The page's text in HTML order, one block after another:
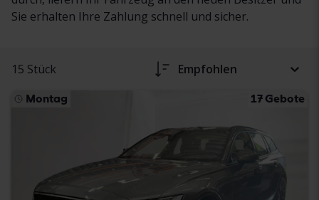
Sie erhalten Ihre Zahlung schnell und sicher.
15 Stück Empfohlen
Montag 17 Gebote